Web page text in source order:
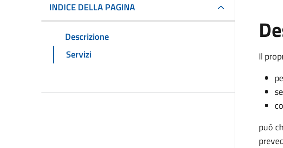
INDICE DELLA PAGINA
Descrizione
Servizi
Il
può